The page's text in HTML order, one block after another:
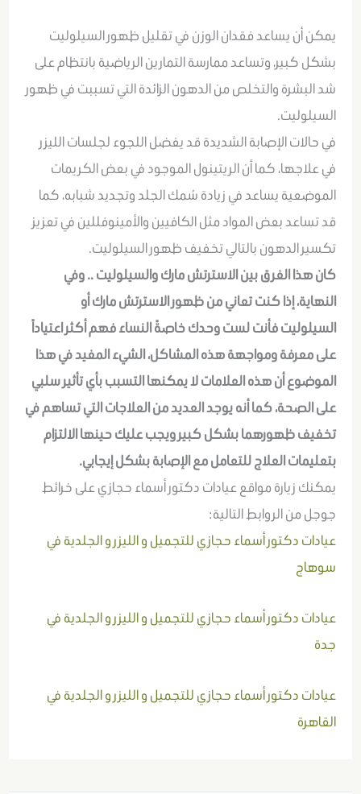
يمكن أن يساعد فقدان الوزن في تقليل ظهور السيلوليت
بشكل كبير، وتساعد ممارسة التمارين الرياضية بانتظام على
شد البشرة والتخلص من الدهون الزائدة التي تسببت في ظهور
السيلوليت.
في حالات الإصابة الشديدة قد يفضل اللجوء لجلسات الليزر
في علاجها، كما أن الريتينول الموجود في بعض الكريمات
الموضعية يساعد في زيادة سُمك الجلد وتجديد شبابه، كما
قد تساعد بعض المواد مثل الكافيين والأمينوفللين في تعزيز
تكسير الدهون بالتالي تخفيف ظهور السيلوليت.
كان هذا الفرق بين الاسترتش مارك والسيلوليت .. وفي
النهاية، إذا كنت تعاني من ظهور الاسترتش مارك أو
السيلوليت فأنت لست وحدك خاصةً النساء فهم أكثر اعتياداً
على معرفة ومواجهة هذه المشاكل، الشيء المفيد في هذا
الموضوع أن هذه العلامات لا يمكنها التسبب بأي تأثير سلبي
على الصحة، كما أنه يوجد العديد من العلاجات التي تساهم في
تخفيف ظهورهما بشكل كبير ويجب عليك حينها الالتزام
بتعليمات العلاج للتعامل مع الإصابة بشكل إيجابي.
يمكنك زيارة مواقع عيادات دكتور أسماء حجازي على خرائط
جوجل من الروابط التالية:
عيادات دكتور أسماء حجازي للتجميل و الليزر و الجلدية في
سوهاج
عيادات دكتور أسماء حجازي للتجميل و الليزر و الجلدية في
جدة
عيادات دكتور أسماء حجازي للتجميل و الليزر و الجلدية في
القاهرة